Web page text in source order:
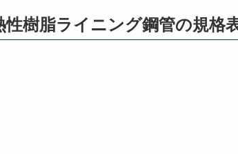
樹脂ライニング鋼管の規格